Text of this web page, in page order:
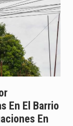
El presidente electo de Colombia, Abelardo de la Espriella, sostuvo…
Colombia cambia de gobierno este 7 de agosto con un…
El expresidente Gustavo Petro dejó este viernes 7 de agosto…
Daneidy Barrera Rojas, conocida como Epa Colombia, fue trasladada desde…
En El Barrio
En